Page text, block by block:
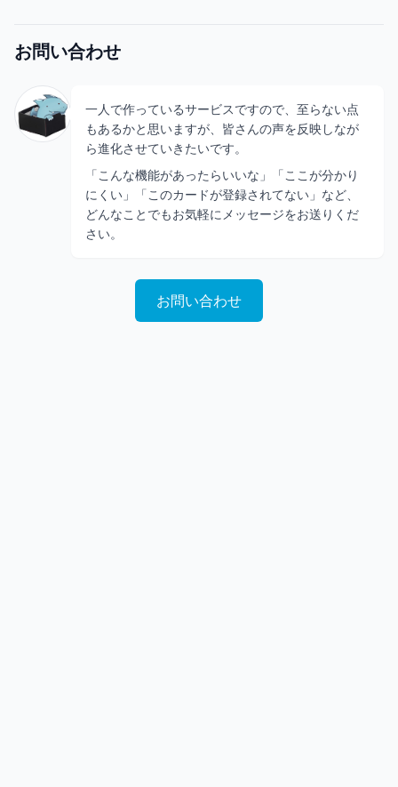
お問い合わせ
一人で作っているサービスですので、至らない点
もあるかと思いますが、皆さんの声を反映しなが
ら進化させていきたいです。
「こんな機能があったらいいな」「ここが分かり
にくい」「このカードが登録されてない」など、
どんなことでもお気軽にメッセージをお送りくだ
さい。
お問い合わせ